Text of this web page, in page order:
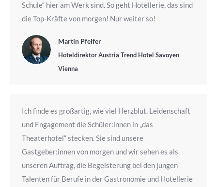
Schule“ hier am Werk sind. So geht Hotellerie, das sind
die Top-Kräfte von morgen! Nur weiter so!
Martin Pfeifer
Hoteldirektor Austria Trend Hotel Savoyen
Vienna
Ich finde es großartig, wie viel Herzblut, Leidenschaft
und Engagement die Schüler:innen in „das
Theaterhotel“ stecken. Sie sind unsere
Gastgeber:innen von morgen und wir sehen es als
unseren Auftrag, die Begeisterung bei den jungen
Talenten für Berufe in der Gastronomie und Hotellerie